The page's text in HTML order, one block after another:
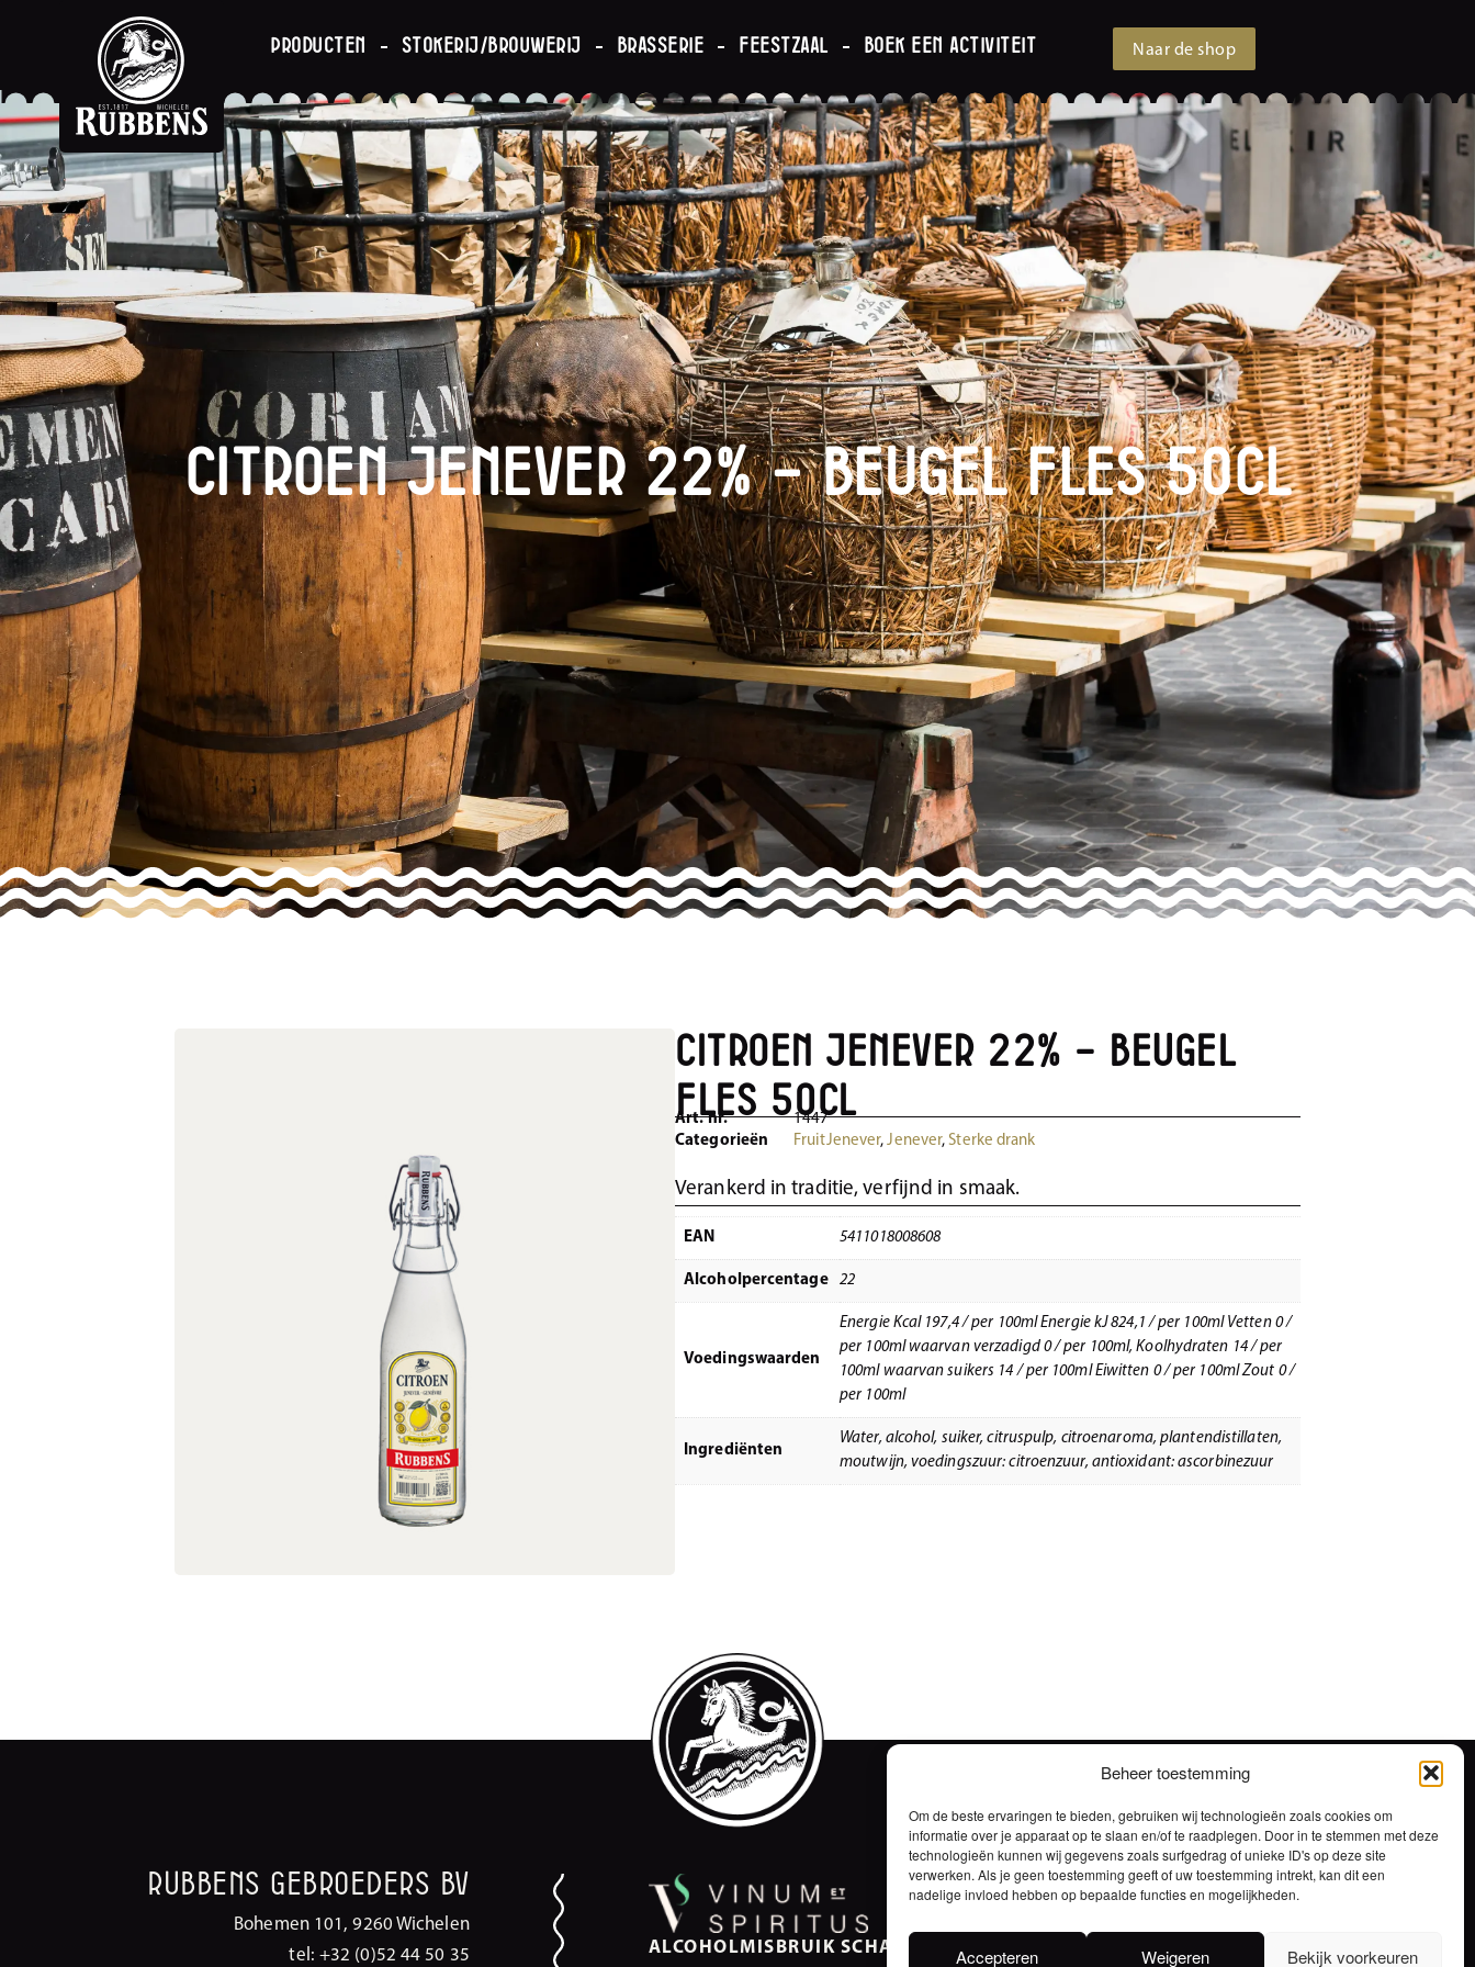
Beheer toestemming
Om de beste ervaringen te bieden, gebruiken wij technologieën zoals cookies om
informatie over je apparaat op te slaan en/of te raadplegen. Door in te stemmen met deze
technologieën kunnen wij gegevens zoals surfgedrag of unieke ID's op deze site
verwerken. Als je geen toestemming geeft of uw toestemming intrekt, kan dit een
nadelige invloed hebben op bepaalde functies en mogelijkheden.
Accepteren Weigeren Bekijk voorkeuren
Producten Stokerij/brouwerij Brasserie Feestzaal Boek een activiteit Naar de shop
Citroen Jenever 22% – Beugel Fles 50cl
Citroen Jenever 22% – Beugel
Fles 50cl
Art. nr.
1447
Categorieën
FruitJenever,Jenever,Sterke drank
Verankerd in traditie, verfijnd in smaak.
EAN 5411018008608
Alcoholpercentage 22
Voedingswaarden
Energie Kcal 197,4 / per 100ml Energie kJ 824,1 / per 100ml Vetten 0 /
per 100ml waarvan verzadigd 0 / per 100ml, Koolhydraten 14 / per
100ml waarvan suikers 14 / per 100ml Eiwitten 0 / per 100ml Zout 0 /
per 100ml
Ingrediënten
Water, alcohol, suiker, citruspulp, citroenaroma, plantendistillaten,
moutwijn, voedingszuur: citroenzuur, antioxidant: ascorbinezuur
Rubbens Gebroeders BV
Bohemen 101, 9260 Wichelen
tel: +32 (0)52 44 50 35
ALCOHOLMISBRUIK SCHAADT DE
STOKERIJ – BROUWERIJ